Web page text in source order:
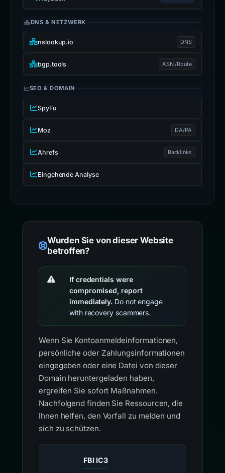
DNS & NETZWERK
nslookup.io DNS
bgp.tools ASN /Route
SEO & DOMAIN
SpyFu
Moz DA/PA
Ahrefs Backlinks
Eingehende Analyse
Wurden Sie von dieser Website
betroffen?
If credentials were
compromised, report
immediately. Do not engage
with recovery scammers.
Wenn Sie Kontoanmeldeinformationen,
persönliche oder Zahlungsinformationen
eingegeben oder eine Datei von dieser
Domain heruntergeladen haben,
ergreifen Sie sofort Maßnahmen.
Nachfolgend finden Sie Ressourcen, die
Ihnen helfen, den Vorfall zu melden und
sich zu schützen.
FBI IC3